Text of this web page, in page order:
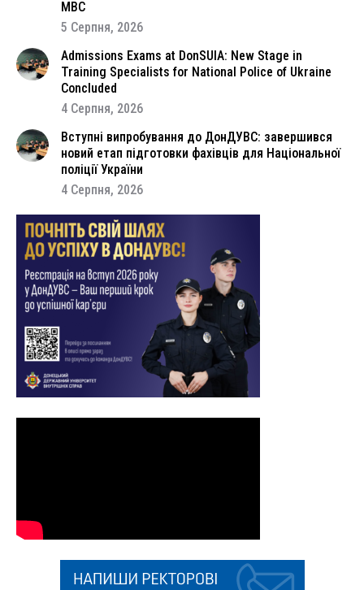
МВС
5 Серпня, 2026
Admissions Exams at DonSUIA: New Stage in
Training Specialists for National Police of Ukraine
Concluded
4 Серпня, 2026
Вступні випробування до ДонДУВС: завершився
новий етап підготовки фахівців для Національної
поліції України
4 Серпня, 2026